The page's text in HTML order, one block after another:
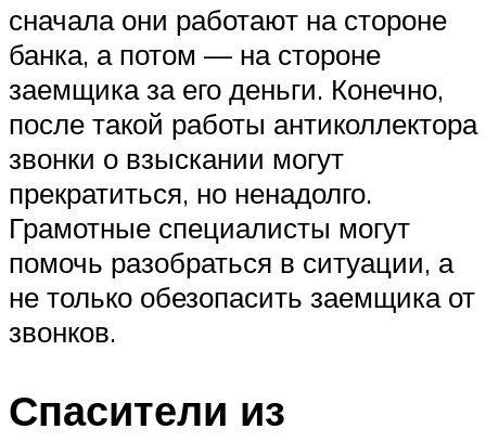
сначала они работают на стороне
банка, а потом — на стороне
заемщика за его деньги. Конечно,
после такой работы антиколлектора
звонки о взыскании могут
прекратиться, но ненадолго.
Грамотные специалисты могут
помочь разобраться в ситуации, а
не только обезопасить заемщика от
звонков.
Спасители из